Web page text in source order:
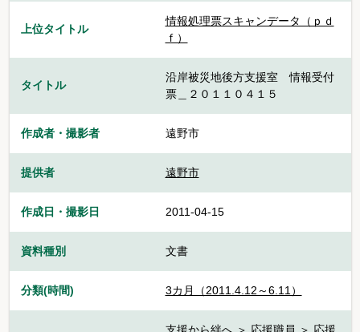
上位タイトル
情報処理票スキャンデータ（ｐｄ
ｆ）
タイトル
沿岸被災地後方支援室 情報受付
票＿２０１１０４１５
作成者・撮影者 遠野市
提供者 遠野市
作成日・撮影日 2011-04-15
資料種別 文書
分類(時間) 3カ月（2011.4.12～6.11）
支援から絆へ ＞ 応援職員 ＞ 応援